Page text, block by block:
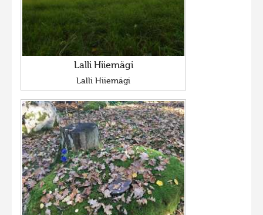
Lalli Hiiemägi
Lalli Hiiemägi